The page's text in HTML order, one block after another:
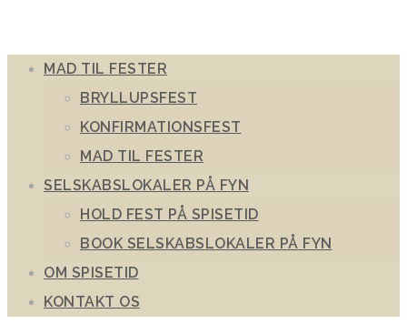
MAD TIL FESTER
BRYLLUPSFEST
KONFIRMATIONSFEST
MAD TIL FESTER
SELSKABSLOKALER PÅ FYN
HOLD FEST PÅ SPISETID
BOOK SELSKABSLOKALER PÅ FYN
OM SPISETID
KONTAKT OS